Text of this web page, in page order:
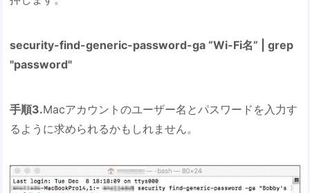
security-find-generic-password-ga “Wi-Fi名” | grep
"password"
手順3.Macアカウントのユーザー名とパスワードを入力す
るように求められるかもしれません。